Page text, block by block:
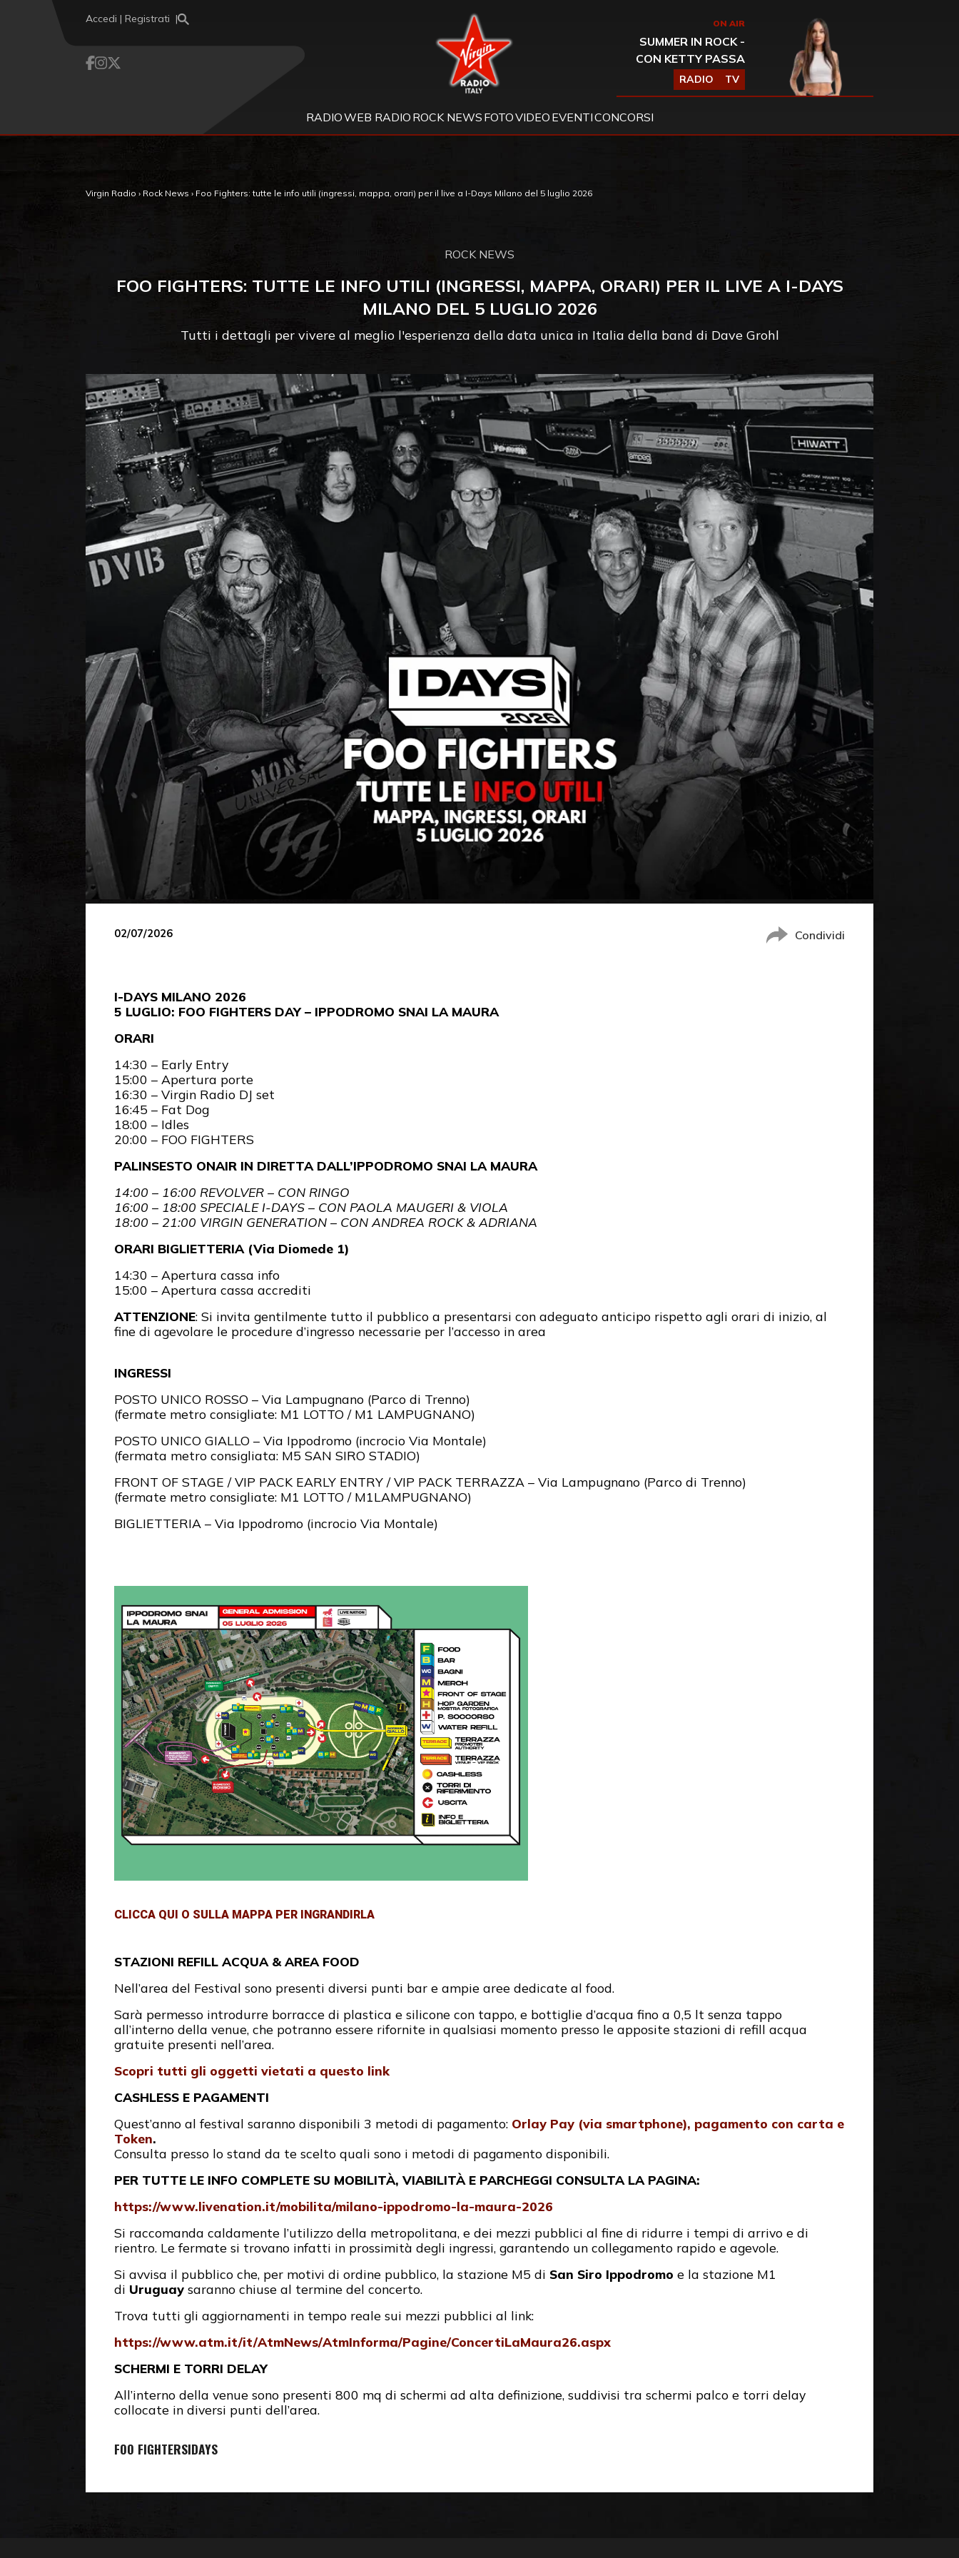
Accedi | Registrati Virgin Radio ON AIR
SUMMER IN ROCK -
CON KETTY PASSA
RADIO TV
RADIOWEB RADIO ROCK NEWS FOTOVIDEO EVENTICONCORSI
Virgin Radio › Rock News › Foo Fighters: tutte le info utili (ingressi, mappa, orari) per il live a I-Days Milano del 5 luglio 2026
ROCK NEWS
FOO FIGHTERS: TUTTE LE INFO UTILI (INGRESSI, MAPPA, ORARI) PER IL LIVE A I-DAYS
MILANO DEL 5 LUGLIO 2026
Tutti i dettagli per vivere al meglio l'esperienza della data unica in Italia della band di Dave Grohl
02/07/2026 Condividi
I-DAYS MILANO 2026
5 LUGLIO: FOO FIGHTERS DAY – IPPODROMO SNAI LA MAURA
ORARI
14:30 – Early Entry
15:00 – Apertura porte
16:30 – Virgin Radio DJ set
16:45 – Fat Dog
18:00 – Idles
20:00 – FOO FIGHTERS
PALINSESTO ONAIR IN DIRETTA DALL’IPPODROMO SNAI LA MAURA
14:00 – 16:00 REVOLVER – CON RINGO
16:00 – 18:00 SPECIALE I-DAYS – CON PAOLA MAUGERI & VIOLA
18:00 – 21:00 VIRGIN GENERATION – CON ANDREA ROCK & ADRIANA
ORARI BIGLIETTERIA (Via Diomede 1)
14:30 – Apertura cassa info
15:00 – Apertura cassa accrediti
ATTENZIONE: Si invita gentilmente tutto il pubblico a presentarsi con adeguato anticipo rispetto agli orari di inizio, al
fine di agevolare le procedure d’ingresso necessarie per l’accesso in area
INGRESSI
POSTO UNICO ROSSO – Via Lampugnano (Parco di Trenno)
(fermate metro consigliate: M1 LOTTO / M1 LAMPUGNANO)
POSTO UNICO GIALLO – Via Ippodromo (incrocio Via Montale)
(fermata metro consigliata: M5 SAN SIRO STADIO)
FRONT OF STAGE / VIP PACK EARLY ENTRY / VIP PACK TERRAZZA – Via Lampugnano (Parco di Trenno)
(fermate metro consigliate: M1 LOTTO / M1LAMPUGNANO)
BIGLIETTERIA – Via Ippodromo (incrocio Via Montale)
CLICCA QUI O SULLA MAPPA PER INGRANDIRLA
STAZIONI REFILL ACQUA & AREA FOOD
Nell’area del Festival sono presenti diversi punti bar e ampie aree dedicate al food.
Sarà permesso introdurre borracce di plastica e silicone con tappo, e bottiglie d’acqua fino a 0,5 lt senza tappo
all’interno della venue, che potranno essere rifornite in qualsiasi momento presso le apposite stazioni di refill acqua
gratuite presenti nell’area.
Scopri tutti gli oggetti vietati a questo link
CASHLESS E PAGAMENTI
Quest’anno al festival saranno disponibili 3 metodi di pagamento: Orlay Pay (via smartphone), pagamento con carta e
Token.
Consulta presso lo stand da te scelto quali sono i metodi di pagamento disponibili.
PER TUTTE LE INFO COMPLETE SU MOBILITÀ, VIABILITÀ E PARCHEGGI CONSULTA LA PAGINA:
https://www.livenation.it/mobilita/milano-ippodromo-la-maura-2026
Si raccomanda caldamente l’utilizzo della metropolitana, e dei mezzi pubblici al fine di ridurre i tempi di arrivo e di
rientro. Le fermate si trovano infatti in prossimità degli ingressi, garantendo un collegamento rapido e agevole.
Si avvisa il pubblico che, per motivi di ordine pubblico, la stazione M5 di San Siro Ippodromo e la stazione M1
di Uruguay saranno chiuse al termine del concerto.
Trova tutti gli aggiornamenti in tempo reale sui mezzi pubblici al link:
https://www.atm.it/it/AtmNews/AtmInforma/Pagine/ConcertiLaMaura26.aspx
SCHERMI E TORRI DELAY
All’interno della venue sono presenti 800 mq di schermi ad alta definizione, suddivisi tra schermi palco e torri delay
collocate in diversi punti dell’area.
FOO FIGHTERSIDAYS